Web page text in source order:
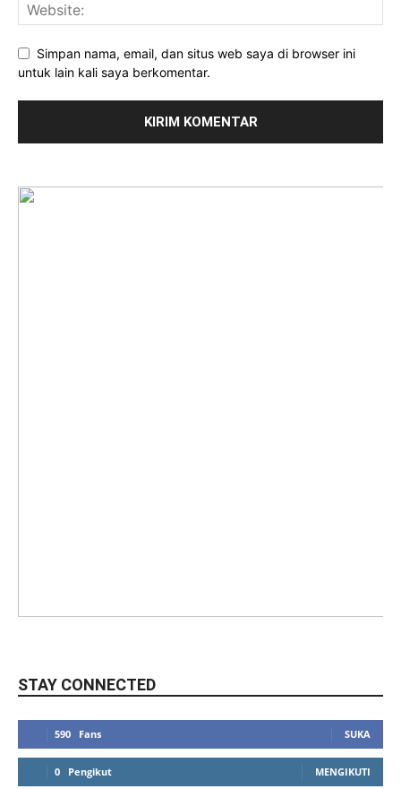
Simpan nama, email, dan situs web saya di browser ini
untuk lain kali saya berkomentar.
STAY CONNECTED
590 Fans SUKA
0 Pengikut MENGIKUTI